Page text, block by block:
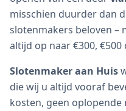
misschien duurder dan
slotenmakers beloven –
altijd op naar €300, €500
Slotenmaker aan Huis
die wij u altijd vooraf
kosten, geen oplopende